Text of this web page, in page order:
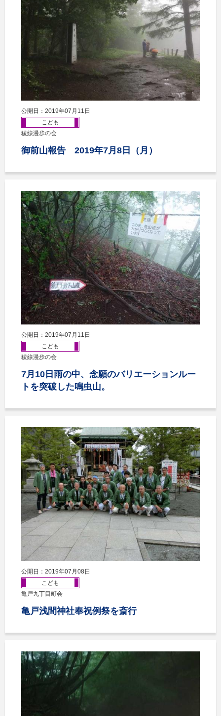
公開日：2019年07月11日
こども
稜線漫歩の会
御前山報告 2019年7月8日（月）
公開日：2019年07月11日
こども
稜線漫歩の会
7月10日雨の中、念願のバリエーションルー
トを突破した鳴虫山。
公開日：2019年07月08日
こども
亀戸九丁目町会
亀戸浅間神社奉祝例祭を斎行